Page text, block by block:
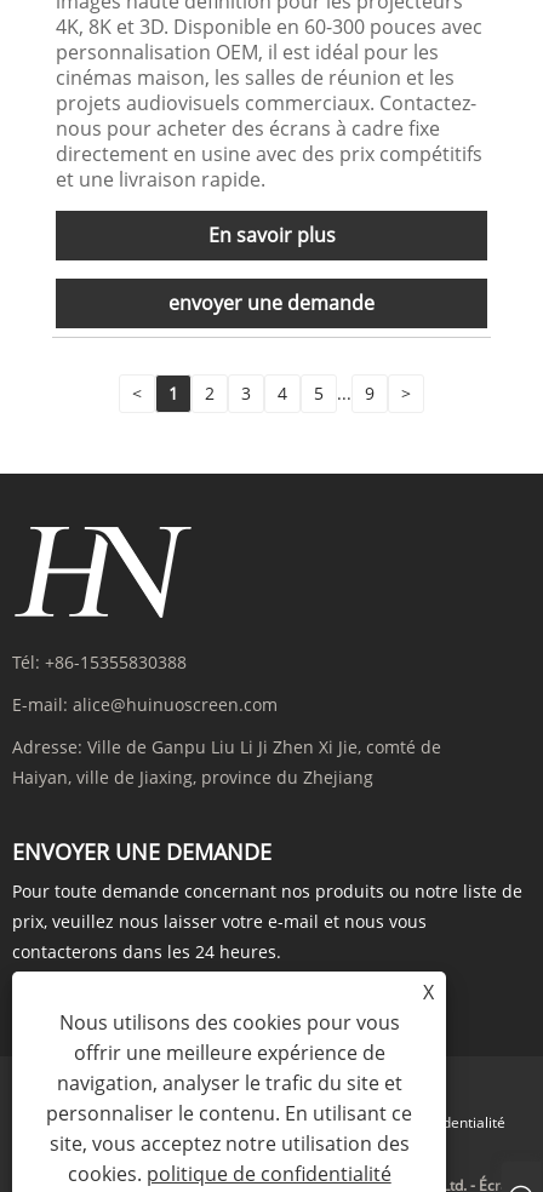
4K, 8K et 3D. Disponible en 60-300 pouces avec
personnalisation OEM, il est idéal pour les
cinémas maison, les salles de réunion et les
projets audiovisuels commerciaux. Contactez-
nous pour acheter des écrans à cadre fixe
directement en usine avec des prix compétitifs
et une livraison rapide.
En savoir plus
envoyer une demande
< 1 2 3 4 5 ... 9 >
Tél: +86-15355830388
E-mail: alice@huinuoscreen.com
Adresse: Ville de Ganpu Liu Li Ji Zhen Xi Jie, comté de
Haiyan, ville de Jiaxing, province du Zhejiang
ENVOYER UNE DEMANDE
Pour toute demande concernant nos produits ou notre liste de
prix, veuillez nous laisser votre e-mail et nous vous
contacterons dans les 24 heures.
Links Sitemap RSS XML politique de confidentialité
Copyright © 2023 Zhejiang Huinuo Intelligent Technology Co., Ltd. - Écran
X
Nous utilisons des cookies pour vous
offrir une meilleure expérience de
navigation, analyser le trafic du site et
personnaliser le contenu. En utilisant ce
site, vous acceptez notre utilisation des
cookies. politique de confidentialité